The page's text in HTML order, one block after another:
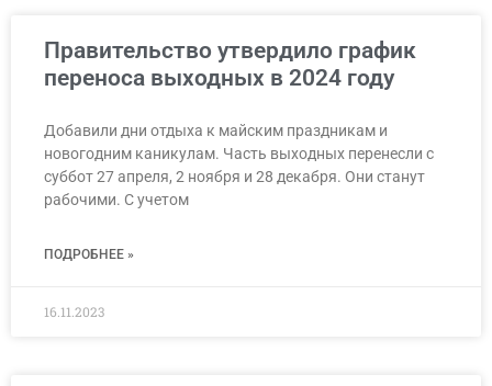
Правительство утвердило график
переноса выходных в 2024 году
Добавили дни отдыха к майским праздникам и
новогодним каникулам. Часть выходных перенесли с
суббот 27 апреля, 2 ноября и 28 декабря. Они станут
рабочими. С учетом
ПОДРОБНЕЕ »
16.11.2023